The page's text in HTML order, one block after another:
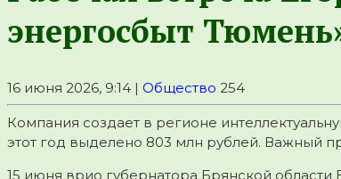
энергосбыт
16 июня 2026, 9:14 | Общество 254
Компания создает в регионе
этот год выделено 803 млн рублей. Важный
15 июня врио губернатора Брянской